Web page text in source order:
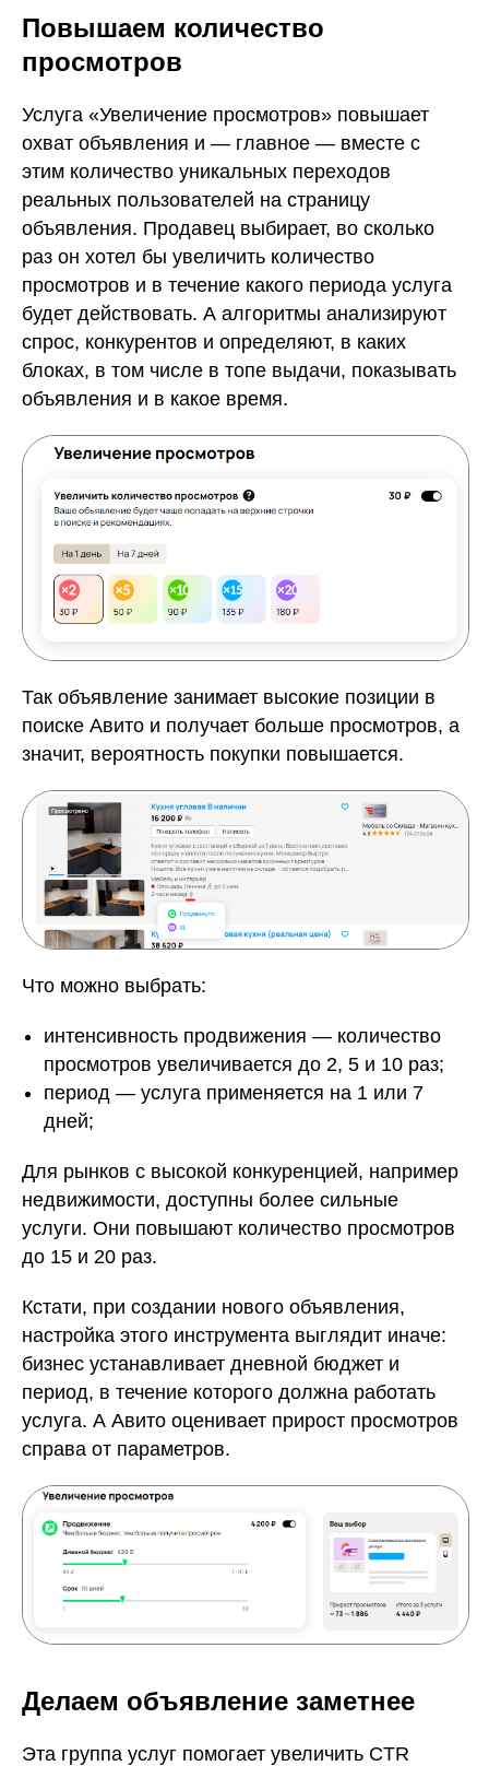
Повышаем количество
просмотров
Услуга «Увеличение просмотров» повышает
охват объявления и — главное — вместе с
этим количество уникальных переходов
реальных пользователей на страницу
объявления. Продавец выбирает, во сколько
раз он хотел бы увеличить количество
просмотров и в течение какого периода услуга
будет действовать. А алгоритмы анализируют
спрос, конкурентов и определяют, в каких
блоках, в том числе в топе выдачи, показывать
объявления и в какое время.
Так объявление занимает высокие позиции в
поиске Авито и получает больше просмотров, а
значит, вероятность покупки повышается.
Что можно выбрать:
интенсивность продвижения — количество
просмотров увеличивается до 2, 5 и 10 раз;
период — услуга применяется на 1 или 7
дней;
Для рынков с высокой конкуренцией, например
недвижимости, доступны более сильные
услуги. Они повышают количество просмотров
до 15 и 20 раз.
Кстати, при создании нового объявления,
настройка этого инструмента выглядит иначе:
бизнес устанавливает дневной бюджет и
период, в течение которого должна работать
услуга. А Авито оценивает прирост просмотров
справа от параметров.
Делаем объявление заметнее
Эта группа услуг помогает увеличить CTR